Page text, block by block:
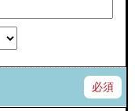
必須